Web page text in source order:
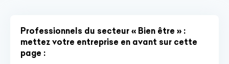
Professionnels du secteur « Bien être » :
mettez votre entreprise en avant sur cette
page :